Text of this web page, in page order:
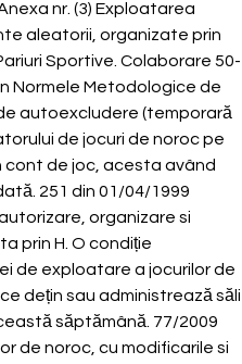
nr. (3) Exploatarea
aleatorii, organizate prin
Sportive. Colaborare 50-
Normele Metodologice de
autoexcludere (temporară
de jocuri de noroc pe
cont de joc, acesta având
251 din 01/04/1999
organizare si
prin H. O condiție
de exploatare a jocurilor de
dețin sau administrează săli
săptămână. 77/2009
de noroc, cu modificarile si